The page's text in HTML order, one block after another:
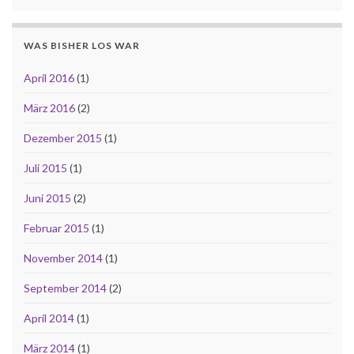
WAS BISHER LOS WAR
April 2016(1)
März 2016(2)
Dezember 2015 (1)
Juli 2015 (1)
Juni 2015 (2)
Februar 2015 (1)
November 2014(1)
September 2014(2)
April 2014(1)
März 2014(1)